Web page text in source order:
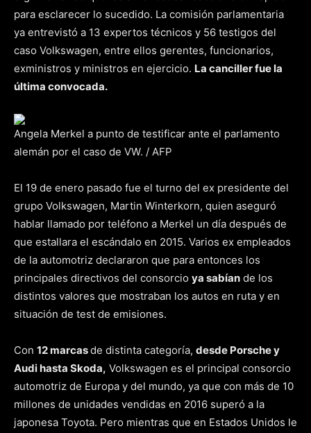
para esclarecer lo sucedido. La comisión parlamentaria
ya entrevistó a 13 expertos técnicos y 56 testigos del
caso Volkswagen, entre ellos gerentes, funcionarios,
exministros y ministros en ejercicio. La canciller fue la
última convocada.
Angela Merkel a punto de testificar ante el parlamento
alemán por el caso de VW. / AFP
El 19 de enero pasado fue el turno del ex presidente del
grupo Volkswagen, Martin Winterkorn, quien aseguró
hablar llamado por teléfono a Merkel un día después de
que estallara el escándalo en 2015. Varios ex empleados
de la automotriz declararon que para entonces los
principales directivos del consorcio ya sabían de los
distintos valores que mostraban los autos en ruta y en
situación de test de emisiones.
Con 12 marcasde distinta categoría, desde Porsche y
Audi hasta Skoda, Volkswagen es el principal consorcio
automotriz de Europa y del mundo, ya que con más de 10
millones de unidades vendidas en 2016 superó a la
japonesa Toyota. Pero mientras que en Estados Unidos le